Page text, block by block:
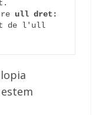
ull dret:
de l'ull